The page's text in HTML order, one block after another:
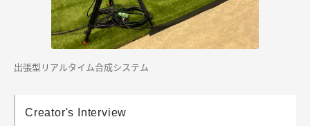
出張型リアルタイム合成システム
Creator's Interview